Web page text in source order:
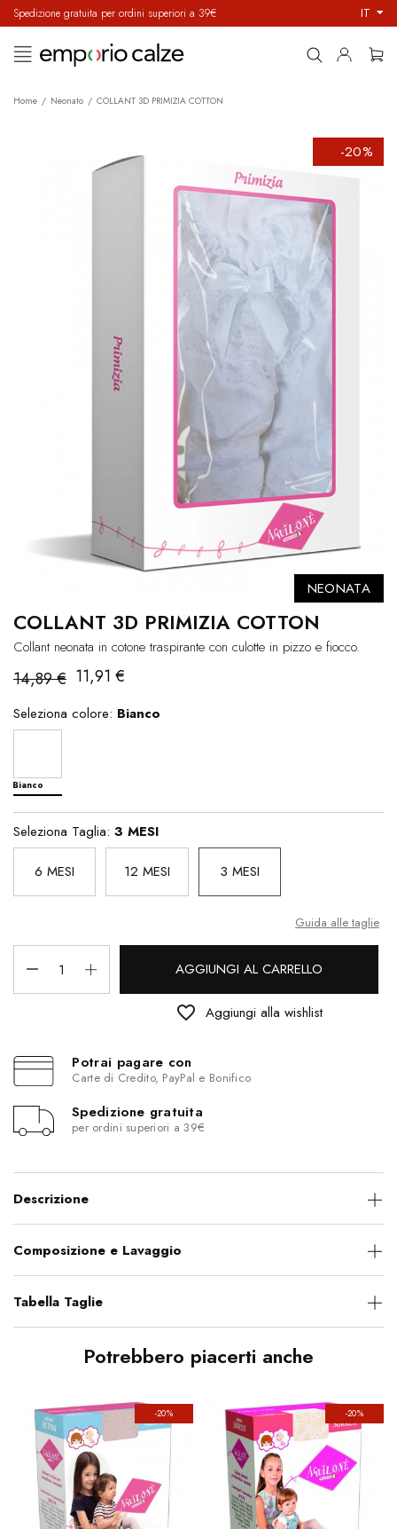
Spedizione gratuita per ordini superiori a 39€ IT
navigazione
Toggle
☰
Home Neonato COLLANT 3D PRIMIZIA COTTON
-20%
NEONATA
COLLANT 3D PRIMIZIA COTTON
Collant neonata in cotone traspirante con culotte in pizzo e fiocco.
14,89 € 11,91 €
Seleziona colore: Bianco
Bianco
Seleziona Taglia: 3 MESI
6 MESI 12 MESI 3 MESI
Guida alle taglie
AGGIUNGI AL CARRELLO
favorite_border Aggiungi alla wishlist
Potrai pagare con
Carte di Credito, PayPal e Bonifico
Spedizione gratuita
per ordini superiori a 39€
Descrizione
Composizione e Lavaggio
Tabella Taglie
Potrebbero piacerti anche
-20% -20%